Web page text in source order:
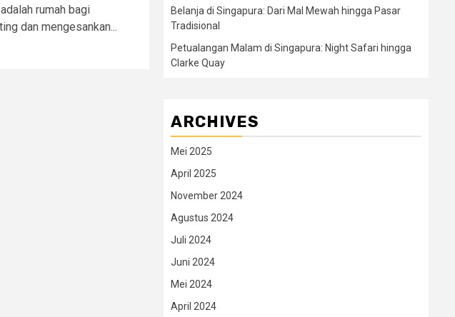
rumah bagi
dan mengesankan...
Belanja di Singapura: Dari Mal Mewah hingga Pasar
Tradisional
Petualangan Malam di Singapura: Night Safari hingga
Clarke Quay
ARCHIVES
Mei 2025
April 2025
November 2024
Agustus 2024
Juli 2024
Juni 2024
Mei 2024
April 2024